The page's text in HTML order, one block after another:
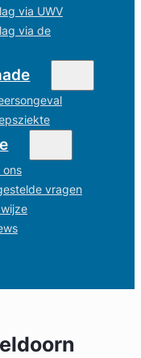
via UWV
via de
ons
vragen